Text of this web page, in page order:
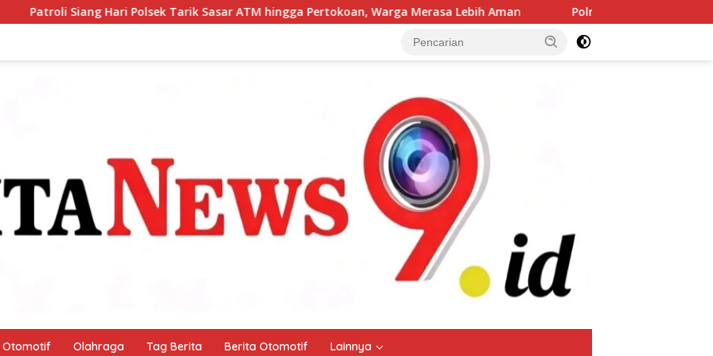
Tarik Sasar ATM hingga Pertokoan, Warga Merasa Lebih Aman Polres Jombang Gelar Apel Siaga Bencana, Perkuat
Otomotif Olahraga Tag Berita Berita Otomotif Lainnya